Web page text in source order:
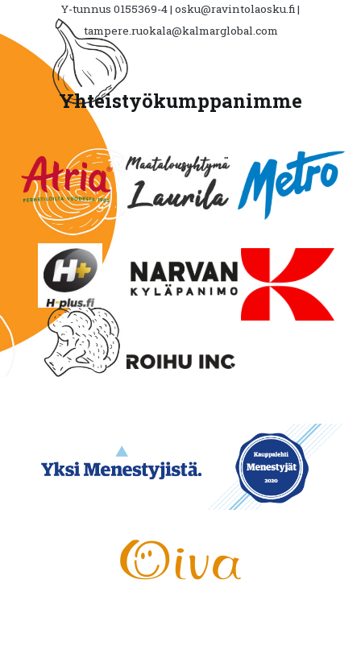
Y-tunnus 0155369-4 | osku@ravintolaosku.fi |
tampere.ruokala@kalmarglobal.com
Yhteistyökumppanimme